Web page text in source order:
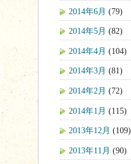
2014年6月 (79)
2014年5月 (82)
2014年4月 (104)
2014年3月 (81)
2014年2月 (72)
2014年1月 (115)
2013年12月 (109)
2013年11月 (90)